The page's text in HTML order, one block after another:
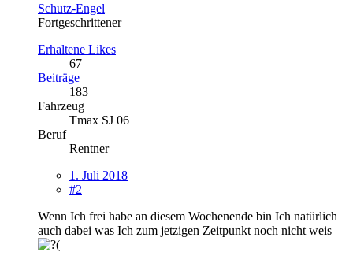
Schutz-Engel
Fortgeschrittener
Erhaltene Likes
67
Beiträge
183
Fahrzeug
Tmax SJ 06
Beruf
Rentner
1. Juli 2018
#2
Wenn Ich frei habe an diesem Wochenende bin Ich natürlich
auch dabei was Ich zum jetzigen Zeitpunkt noch nicht weis